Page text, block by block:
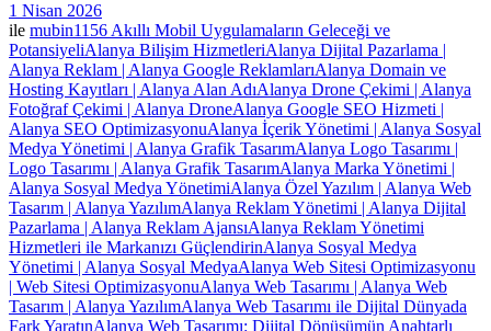
1 Nisan 2026
ile mubin1156Akıllı Mobil Uygulamaların Geleceği ve
PotansiyeliAlanya Bilişim HizmetleriAlanya Dijital Pazarlama |
Alanya Reklam | Alanya Google ReklamlarıAlanya Domain ve
Hosting Kayıtları | Alanya Alan AdıAlanya Drone Çekimi | Alanya
Fotoğraf Çekimi | Alanya DroneAlanya Google SEO Hizmeti |
Alanya SEO OptimizasyonuAlanya İçerik Yönetimi | Alanya Sosyal
Medya Yönetimi | Alanya Grafik TasarımAlanya Logo Tasarımı |
Logo Tasarımı | Alanya Grafik TasarımAlanya Marka Yönetimi |
Alanya Sosyal Medya YönetimiAlanya Özel Yazılım | Alanya Web
Tasarım | Alanya YazılımAlanya Reklam Yönetimi | Alanya Dijital
Pazarlama | Alanya Reklam AjansıAlanya Reklam Yönetimi
Hizmetleri ile Markanızı GüçlendirinAlanya Sosyal Medya
Yönetimi | Alanya Sosyal MedyaAlanya Web Sitesi Optimizasyonu
| Web Sitesi OptimizasyonuAlanya Web Tasarımı | Alanya Web
Tasarım | Alanya YazılımAlanya Web Tasarımı ile Dijital Dünyada
Fark YaratınAlanya Web Tasarımı: Dijital Dönüşümün Anahtarlı